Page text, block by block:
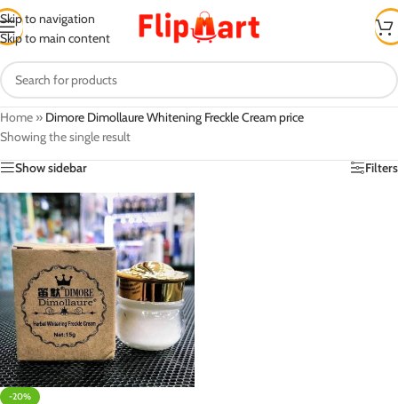
Skip to navigation
Skip to main content
Home » Dimore Dimollaure Whitening Freckle Cream price
Showing the single result
Show sidebar
Filters
-20%